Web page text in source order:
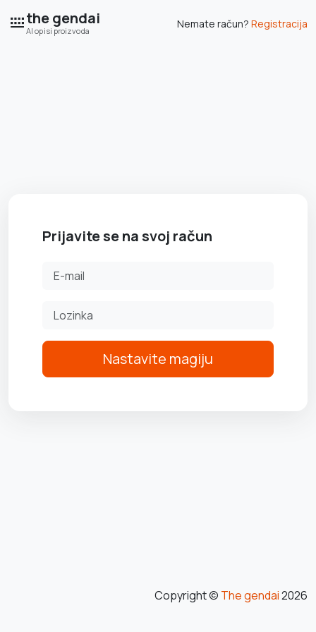
the gendai
AI opisi proizvoda
Nemate račun? Registracija
Prijavite se na svoj račun
Nastavite magiju
Copyright © The gendai2026